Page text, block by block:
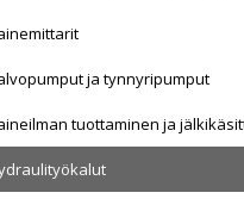
ja tynnyripumput
tuottaminen ja